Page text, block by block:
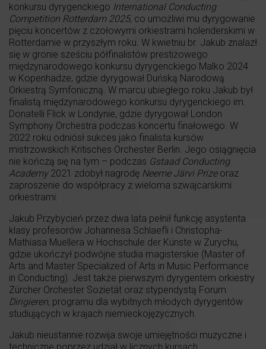
konkursu dyrygenckiego International Conducting
Competition Rotterdam 2025, co umożliwi mu dyrygowanie
pięciu koncertów z czołowymi orkiestrami holenderskimi w
Rotterdamie w przyszłym roku. W kwietniu br. Jakub znalazł
się w gronie sześciu półfinalistów prestiżowego
międzynarodowego konkursu dyrygenckiego Malko 2024
w Kopenhadze, gdzie dyrygował Duńską Narodową
Orkiestrą Symfoniczną. W marcu ubiegłego roku Jakub był
finalistą międzynarodowego konkursu dyrygenckiego im.
Donatelli Flick w Londynie, gdzie dyrygował London
Symphony Orchestra podczas koncertu finałowego. W
2022 roku odniósł sukces jako finalista kursów
mistrzowskich Kritisches Orchester Berlin. Jego osiągnięcia
nie kończą się na tym – podczas Gstaad Conducting
Academy2021 zdobył nagrodę Neeme Järvi Prizeoraz
zaproszenie do współpracy z wieloma szwajcarskimi
orkiestrami.
Jakub Przybycień przez dwa lata pełnił funkcję asystenta
klasy profesorów Johannesa Schlaefli i Christopha-
Mathiasa Muellera w Hochschule der Künste w Zurychu,
gdzie ukończył podwójne studia magisterskie (Master of
Arts and Master Specialized of Arts in Music Performance
in Conducting). Jest także pierwszym dyrygentem orkiestry
Zürcher Orchester Sozietät oraz stypendystą Forum
Dirigieren, programu dla wybitnych młodych dyrygentów
studiujących w krajach niemieckojęzycznych.
Jakub nieustannie rozwija swoje umiejętności muzyczne i
techniczne poprzez udział w licznych kursach